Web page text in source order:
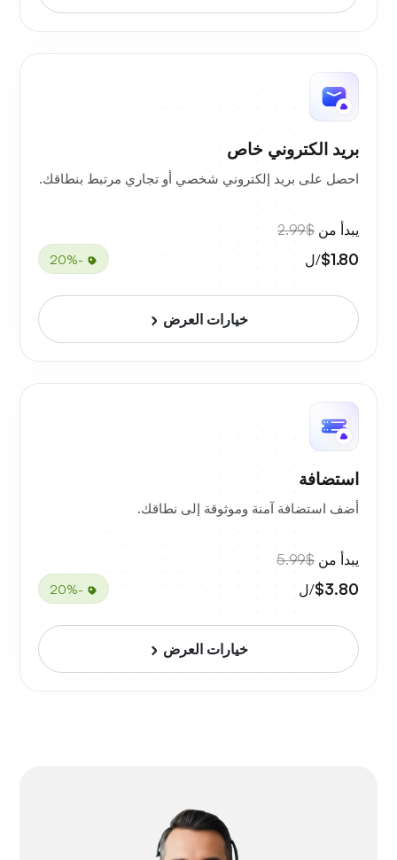
بريد الكتروني خاص
احصل على بريد إلكتروني شخصي أو تجاري مرتبط بنطاقك.
يبدأ من $2.99
$1.80/ل -20%
خيارات العرض
استضافة
أضف استضافة آمنة وموثوقة إلى نطاقك.
يبدأ من $5.99
$3.80/ل -20%
خيارات العرض